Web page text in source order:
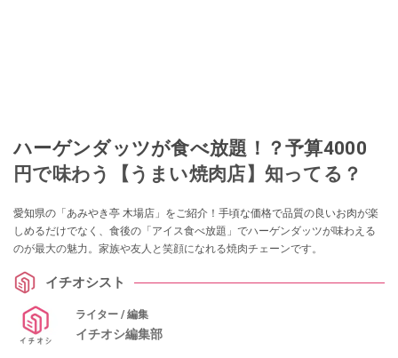
ハーゲンダッツが食べ放題！？予算4000
円で味わう【うまい焼肉店】知ってる？
愛知県の「あみやき亭 木場店」をご紹介！手頃な価格で品質の良いお肉が楽
しめるだけでなく、食後の「アイス食べ放題」でハーゲンダッツが味わえる
のが最大の魅力。家族や友人と笑顔になれる焼肉チェーンです。
イチオシスト
ライター / 編集
イチオシ編集部